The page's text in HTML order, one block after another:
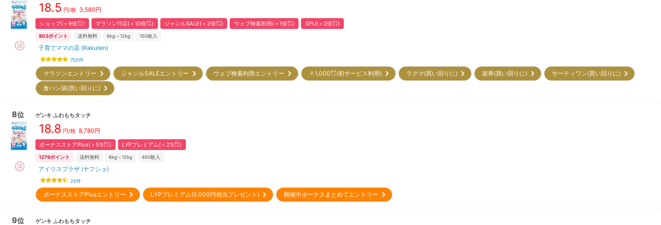
18.5 円/枚 3,580円
ショップ(＋9倍㌽) マラソン11店(＋10倍㌽) ジャンルSALE(＋2倍㌽) ウェブ検索利用(＋1倍㌽) SPU(＋2倍㌽)
803ポイント 送料無料 6kg～12kg 150枚入
子育てママの店 (Rakuten)
755件
マラソンエントリー ジャンルSALEエントリー ウェブ検索利用エントリー ＋1,000㌽(初サービス利用) ラクマ(買い回りに) 楽券(買い回りに)
サーティワン(買い回りに)
食パン袋(買い回りに)
8位 ゲンキ ふわもちタッチ
18.8 円/枚 8,780円
ボーナスストアPlus(＋5%㌽) LYPプレミアム(＋2%㌽)
1279ポイント 送料無料 6kg～12kg 400枚入
アイリスプラザ (ヤフショ)
20件
ボーナスストアPlusエントリー LYPプレミアム(5,000円相当プレゼント) 開催中ボーナスまとめてエントリー
9位 ゲンキ ふわもちタッチ